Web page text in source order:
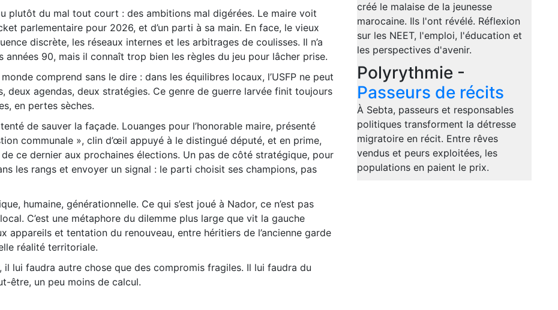
plutôt du mal tout court : des ambitions mal digérées. Le maire voit
parlementaire pour 2026, et d’un parti à sa main. En face, le vieux
discrète, les réseaux internes et les arbitrages de coulisses. Il n’a
années 90, mais il connaît trop bien les règles du jeu pour lâcher prise.
comprend sans le dire : dans les équilibres locaux, l’USFP ne peut
deux agendas, deux stratégies. Ce genre de guerre larvée finit toujours
en pertes sèches.
de sauver la façade. Louanges pour l’honorable maire, présenté
communale », clin d’œil appuyé à le distingué député, et en prime,
de ce dernier aux prochaines élections. Un pas de côté stratégique, pour
les rangs et envoyer un signal : le parti choisit ses champions, pas
humaine, générationnelle. Ce qui s’est joué à Nador, ce n’est pas
C’est une métaphore du dilemme plus large que vit la gauche
appareils et tentation du renouveau, entre héritiers de l’ancienne garde
réalité territoriale.
il lui faudra autre chose que des compromis fragiles. Il lui faudra du
être, un peu moins de calcul.
créé le malaise de la jeunesse
marocaine. Ils l'ont révélé. Réflexion
sur les NEET, l'emploi, l'éducation et
les perspectives d'avenir.
Polyrythmie -
Passeurs de récits
À Sebta, passeurs et responsables
politiques transforment la détresse
migratoire en récit. Entre rêves
vendus et peurs exploitées, les
populations en paient le prix.